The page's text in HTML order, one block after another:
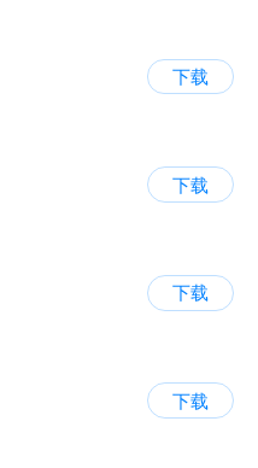
下载
下载
下载
下载